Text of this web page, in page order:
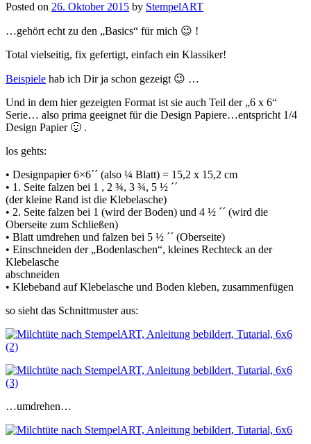
Posted on 26. Oktober 2015 by StempelART
…gehört echt zu den „Basics“ für mich 😉 !
Total vielseitig, fix gefertigt, einfach ein Klassiker!
Beispiele hab ich Dir ja schon gezeigt 😉 …
Und in dem hier gezeigten Format ist sie auch Teil der „6 x 6“
Serie… also prima geeignet für die Design Papiere…entspricht 1/4
Design Papier 🙂 .
los gehts:
• Designpapier 6×6´´ (also ¼ Blatt) = 15,2 x 15,2 cm
• 1. Seite falzen bei 1 , 2 ¾, 3 ¾, 5 ½ ´´
(der kleine Rand ist die Klebelasche)
• 2. Seite falzen bei 1 (wird der Boden) und 4 ½ ´´ (wird die
Oberseite zum Schließen)
• Blatt umdrehen und falzen bei 5 ½ ´´ (Oberseite)
• Einschneiden der „Bodenlaschen“, kleines Rechteck an der
Klebelasche
abschneiden
• Klebeband auf Klebelasche und Boden kleben, zusammenfügen
so sieht das Schnittmuster aus:
…umdrehen…